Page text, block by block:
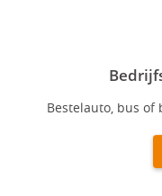
Bestelauto, bus of